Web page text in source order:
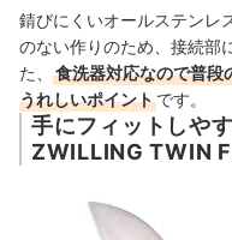
錆びにくいオールステンレ
のない作りのため、接続部
た、
食洗器対応なので普段
うれしいポイントです。
手にフィットしや
ZWILLING TWIN